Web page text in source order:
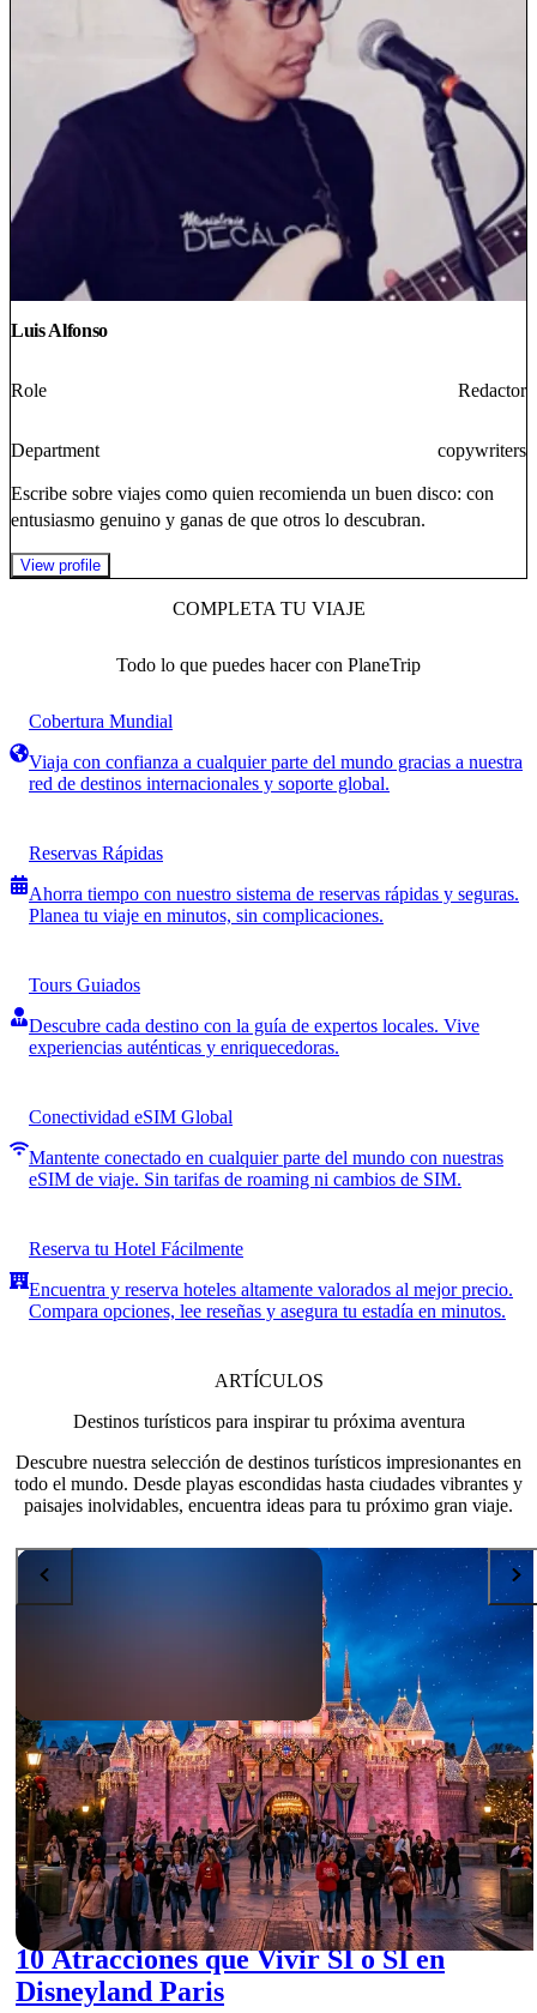
Luis Alfonso
Role Redactor
Department copywriters
Escribe sobre viajes como quien recomienda un buen disco: con
entusiasmo genuino y ganas de que otros lo descubran.
View profile
COMPLETA TU VIAJE
Todo lo que puedes hacer con PlaneTrip
Cobertura Mundial
Viaja con confianza a cualquier parte del mundo gracias a nuestra
red de destinos internacionales y soporte global.
Reservas Rápidas
Ahorra tiempo con nuestro sistema de reservas rápidas y seguras.
Planea tu viaje en minutos, sin complicaciones.
Tours Guiados
Descubre cada destino con la guía de expertos locales. Vive
experiencias auténticas y enriquecedoras.
Conectividad eSIM Global
Mantente conectado en cualquier parte del mundo con nuestras
eSIM de viaje. Sin tarifas de roaming ni cambios de SIM.
Reserva tu Hotel Fácilmente
Encuentra y reserva hoteles altamente valorados al mejor precio.
Compara opciones, lee reseñas y asegura tu estadía en minutos.
ARTÍCULOS
Destinos turísticos para inspirar tu próxima aventura
Descubre nuestra selección de destinos turísticos impresionantes en
todo el mundo. Desde playas escondidas hasta ciudades vibrantes y
paisajes inolvidables, encuentra ideas para tu próximo gran viaje.
ACTIVITIES
10 Atracciones que Vivir SÍ o SÍ en
Disneyland Paris